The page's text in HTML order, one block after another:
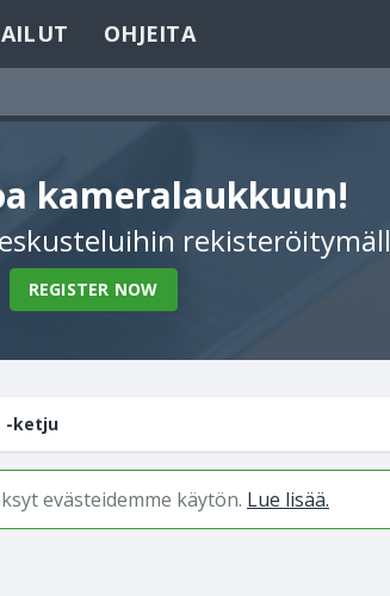
OHJEITA
kameralaukkuun!
REGISTER NOW
-ketju
evästeidemme käytön. Lue lisää.